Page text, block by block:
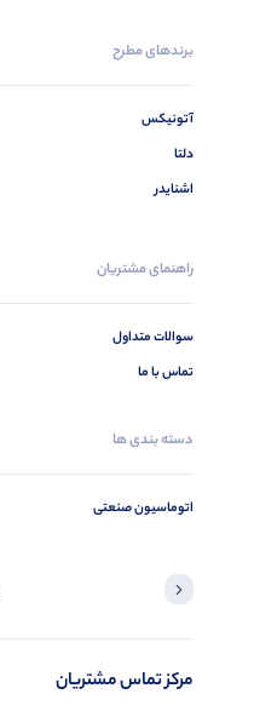
برندهای مطرح
آتونیکس
دلتا
اشنایدر
راهنمای مشتریان
سوالات متداول
تماس با ما
دسته بندی ها
اتوماسیون صنعتی
مرکز تماس مشتریان